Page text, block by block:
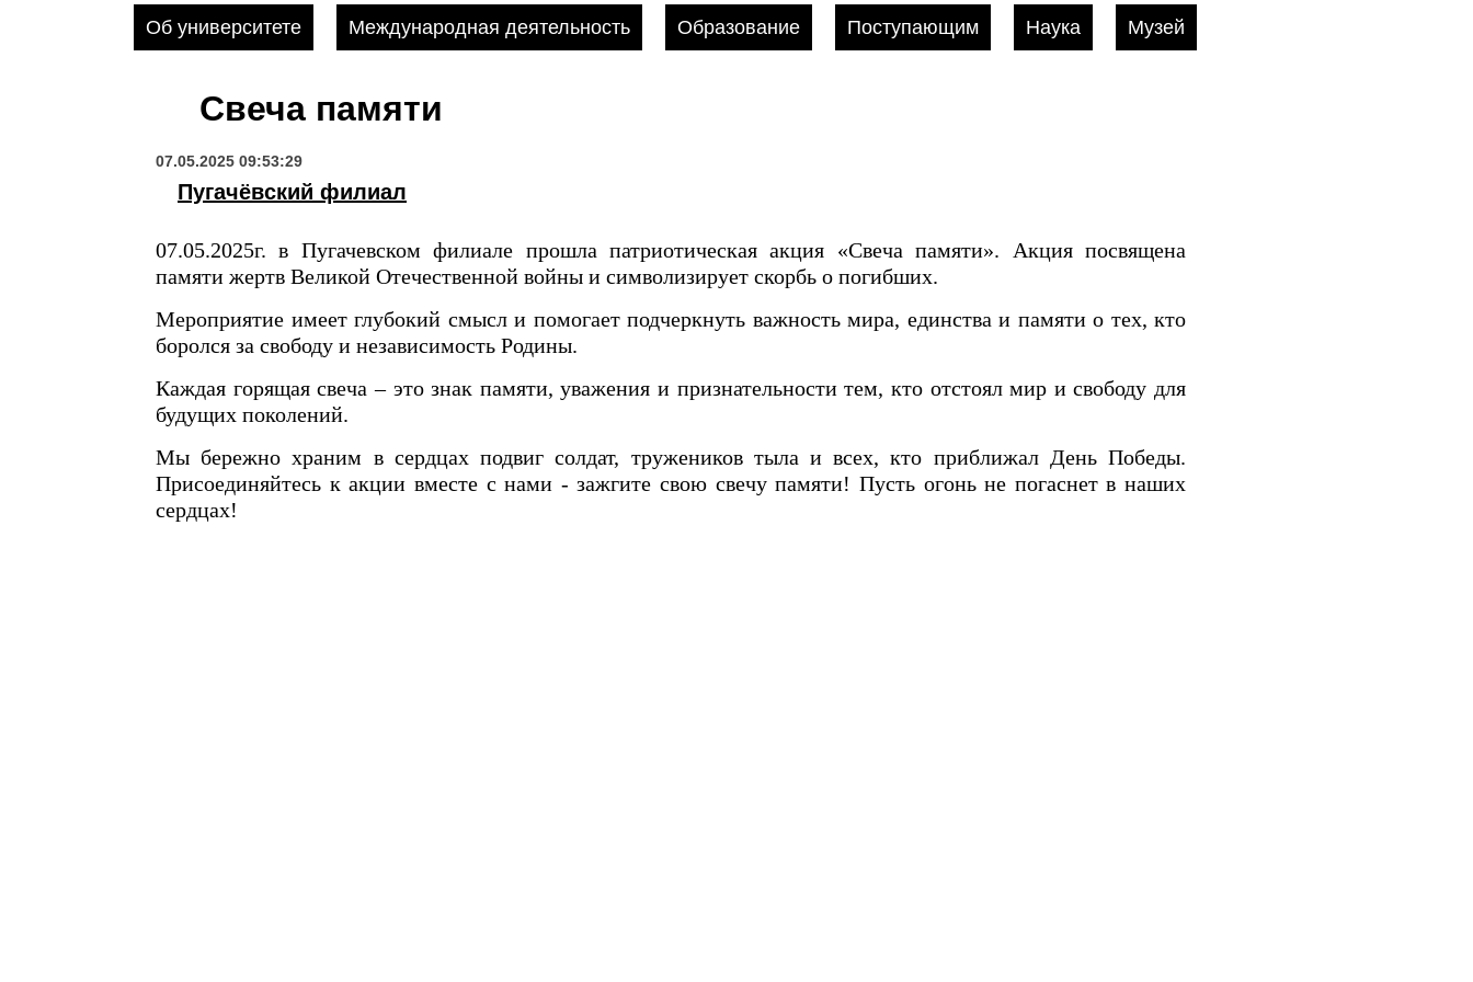
Об университете Международная деятельность Образование Поступающим Наука Музей
Свеча памяти
07.05.2025 09:53:29
Пугачёвский филиал
07.05.2025г. в Пугачевском филиале прошла патриотическая акция «Свеча памяти». Акция посвящена
памяти жертв Великой Отечественной войны и символизирует скорбь о погибших.
Мероприятие имеет глубокий смысл и помогает подчеркнуть важность мира, единства и памяти о тех, кто
боролся за свободу и независимость Родины.
Каждая горящая свеча – это знак памяти, уважения и признательности тем, кто отстоял мир и свободу для
будущих поколений.
Мы бережно храним в сердцах подвиг солдат, тружеников тыла и всех, кто приближал День Победы.
Присоединяйтесь к акции вместе с нами - зажгите свою свечу памяти! Пусть огонь не погаснет в наших
сердцах!